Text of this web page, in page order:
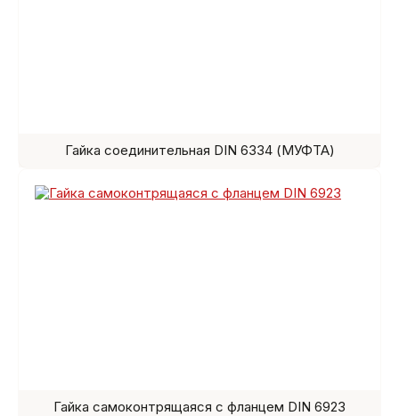
Гайка соединительная DIN 6334 (МУФТА)
Гайка самоконтрящаяся с фланцем DIN 6923